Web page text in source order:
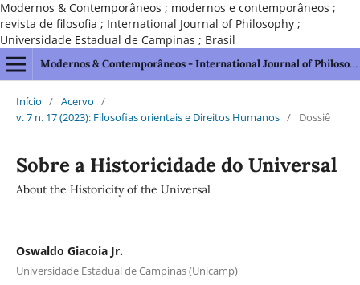
Modernos & Contemporâneos ; modernos e contemporâneos ;
revista de filosofia ; International Journal of Philosophy ;
Universidade Estadual de Campinas ; Brasil
Modernos & Contemporâneos - International Journal of Philosophy [issn 2595-1211]
Início / Acervo /
v. 7 n. 17 (2023): Filosofias orientais e Direitos Humanos / Dossiê
Sobre a Historicidade do Universal
About the Historicity of the Universal
Oswaldo Giacoia Jr.
Universidade Estadual de Campinas (Unicamp)